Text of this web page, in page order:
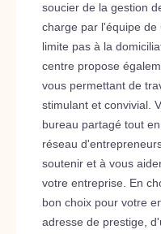
soucier de la gestion
charge par l'équipe de
limite pas à la
centre propose
vous permettant de
stimulant et convivial.
bureau partagé tout
réseau
soutenir et à vous
votre entreprise. En
bon choix pour votre
adresse de prestige,